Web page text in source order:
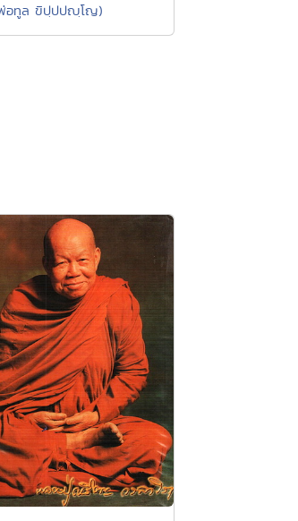
อทูล ขิปฺปปญฺโญ)